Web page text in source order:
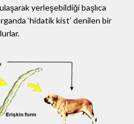
yerleşebildiği başlıca
‘hidatik kist’ denilen bir